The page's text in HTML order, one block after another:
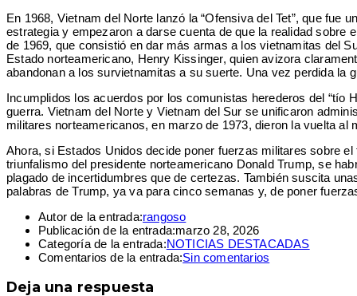
En 1968, Vietnam del Norte lanzó la “Ofensiva del Tet”, que
estrategia y empezaron a darse cuenta de que la realidad
de 1969, que consistió en dar más armas a los vietnamitas del
Estado norteamericano, Henry Kissinger, quien avizora
abandonan a los survietnamitas a su suerte. Una vez perdida la
Incumplidos los acuerdos por los comunistas herederos del “tío
guerra. Vietnam del Norte y Vietnam del Sur se unificaron
militares norteamericanos, en marzo de 1973, dieron la vuelta al
Ahora, si Estados Unidos decide poner fuerzas militares sobre
triunfalismo del presidente norteamericano Donald Trump, se
plagado de incertidumbres que de certezas. También suscita
palabras de Trump, ya va para cinco semanas y, de poner
Autor de la entrada:rangoso
Publicación de la entrada:marzo 28, 2026
Categoría de la entrada:NOTICIAS DESTACADAS
Comentarios de la entrada:Sin comentarios
Deja una respuesta